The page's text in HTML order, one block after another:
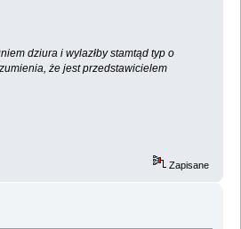
dziura i wylazłby stamtąd typ o
że jest przedstawicielem
Zapisane